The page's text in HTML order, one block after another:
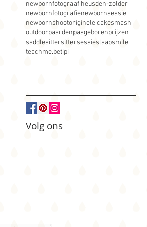
newbornfotograaf heusden-zolder
newbornfotografienewbornsessie
newbornshootoriginele cakesmash
outdoorpaardenpasgeborenprijzen
saddlesittersittersessieslaapsmile
teachme.betipi
Volg ons